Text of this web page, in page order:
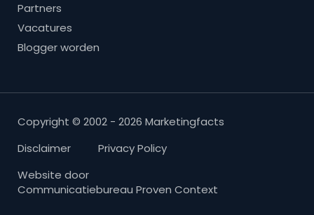
Partners
Vacatures
Blogger worden
Copyright © 2002 - 2026 Marketingfacts
Disclaimer
Privacy Policy
Website door
Communicatiebureau Proven Context